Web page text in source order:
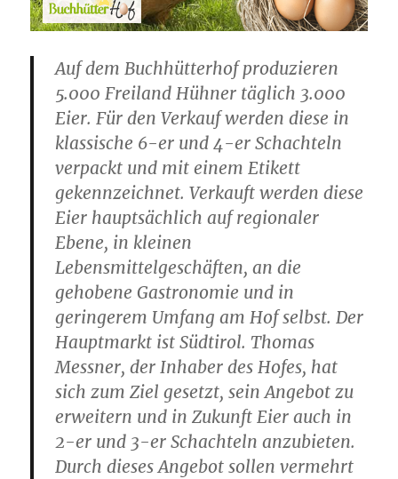
Auf dem Buchhütterhof produzieren
5.000 Freiland Hühner täglich 3.000
Eier. Für den Verkauf werden diese in
klassische 6-er und 4-er Schachteln
verpackt und mit einem Etikett
gekennzeichnet. Verkauft werden diese
Eier hauptsächlich auf regionaler
Ebene, in kleinen
Lebensmittelgeschäften, an die
gehobene Gastronomie und in
geringerem Umfang am Hof selbst. Der
Hauptmarkt ist Südtirol. Thomas
Messner, der Inhaber des Hofes, hat
sich zum Ziel gesetzt, sein Angebot zu
erweitern und in Zukunft Eier auch in
2-er und 3-er Schachteln anzubieten.
Durch dieses Angebot sollen vermehrt